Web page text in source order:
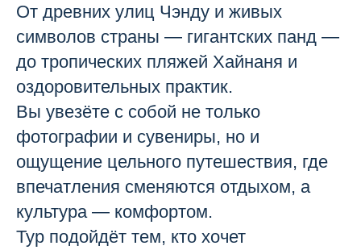
От древних улиц Чэнду и живых
символов страны — гигантских панд —
до тропических пляжей Хайнаня и
оздоровительных практик.
Вы увезёте с собой не только
фотографии и сувениры, но и
ощущение цельного путешествия, где
впечатления сменяются отдыхом, а
культура — комфортом.
Тур подойдёт тем, кто хочет